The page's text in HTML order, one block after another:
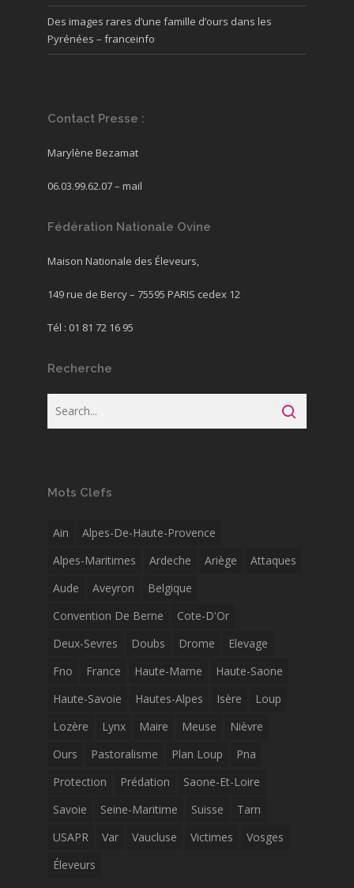
Des images rares d’une famille d’ours dans les
Pyrénées – franceinfo
Contact Presse :
Marylène Bezamat
06.03.99.62.07 – mail
Fédération Nationale Ovine
Maison Nationale des Éleveurs,
149 rue de Bercy – 75595 PARIS cedex 12
Tél : 01 81 72 16 95
Recherche
Mots Clefs
Ain
Alpes-De-Haute-Provence
Alpes-Maritimes
Ardeche Ariège
Attaques
Aude
Aveyron
Belgique
Convention De Berne
Cote-D'Or
Deux-Sevres
Doubs Drome
Elevage
Fno
France Haute-Marne
Haute-Saone
Haute-Savoie
Hautes-Alpes Isère
Loup
Lozère
Lynx Maire Meuse
Nièvre
Ours
Pastoralisme Plan Loup
Pna
Protection
Prédation
Saone-Et-Loire
Savoie
Seine-Maritime Suisse
Tarn
USAPR
Var Vaucluse Victimes
Vosges
Éleveurs